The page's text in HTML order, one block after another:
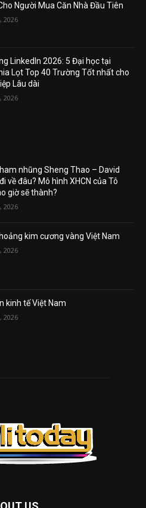
Người Mua Căn Nhà Đầu Tiên
2026
LinkedIn 2026: 5 Đại học tại
Lọt Top 40 Trường Tốt nhất cho
Lâu dài
2026
nhũng Sheng Thao – David
về đâu? Mô hình XHCN của Tô
giờ sẽ thành?
2026
kim cương vàng Việt Nam
2026
kinh tế Việt Nam
2026